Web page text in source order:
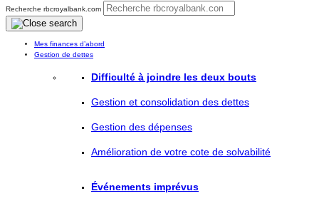
Recherche rbcroyalbank.com
Mes finances d’abord
Gestion de dettes
Difficulté à joindre les deux bouts
Gestion et consolidation des dettes
Gestion des dépenses
Amélioration de votre cote de solvabilité
Événements imprévus